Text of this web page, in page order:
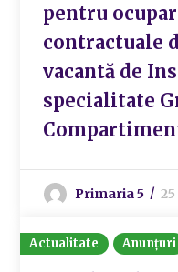
pentru
contractuale
vacantă de
specialitate
Primaria 5
Actualitate Anunțuri